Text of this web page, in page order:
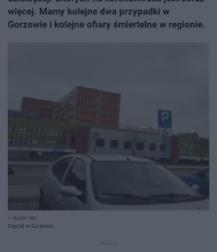
więcej. Mamy kolejne dwa przypadki w
Gorzowie i kolejne ofiary śmiertelne w regionie.
Autor: em
Szpital w Gorzowie.